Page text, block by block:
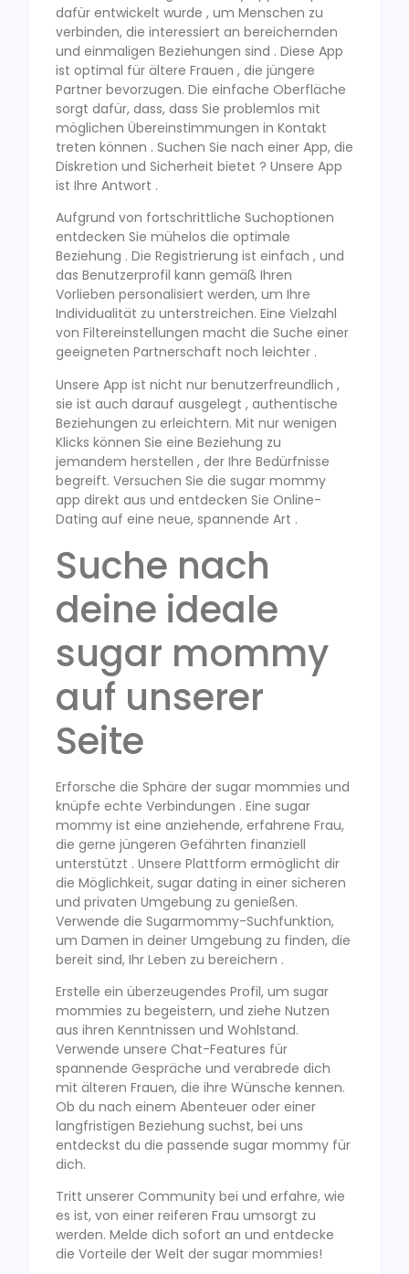
dafür entwickelt wurde , um Menschen zu
verbinden, die interessiert an bereichernden
und einmaligen Beziehungen sind . Diese App
ist optimal für ältere Frauen , die jüngere
Partner bevorzugen. Die einfache Oberfläche
sorgt dafür, dass, dass Sie problemlos mit
möglichen Übereinstimmungen in Kontakt
treten können . Suchen Sie nach einer App, die
Diskretion und Sicherheit bietet ? Unsere App
ist Ihre Antwort .
Aufgrund von fortschrittliche Suchoptionen
entdecken Sie mühelos die optimale
Beziehung . Die Registrierung ist einfach , und
das Benutzerprofil kann gemäß Ihren
Vorlieben personalisiert werden, um Ihre
Individualität zu unterstreichen. Eine Vielzahl
von Filtereinstellungen macht die Suche einer
geeigneten Partnerschaft noch leichter .
Unsere App ist nicht nur benutzerfreundlich ,
sie ist auch darauf ausgelegt , authentische
Beziehungen zu erleichtern. Mit nur wenigen
Klicks können Sie eine Beziehung zu
jemandem herstellen , der Ihre Bedürfnisse
begreift. Versuchen Sie die sugar mommy
app direkt aus und entdecken Sie Online-
Dating auf eine neue, spannende Art .
Suche nach
deine ideale
sugar mommy
auf unserer
Seite
Erforsche die Sphäre der sugar mommies und
knüpfe echte Verbindungen . Eine sugar
mommy ist eine anziehende, erfahrene Frau,
die gerne jüngeren Gefährten finanziell
unterstützt . Unsere Plattform ermöglicht dir
die Möglichkeit, sugar dating in einer sicheren
und privaten Umgebung zu genießen.
Verwende die Sugarmommy-Suchfunktion,
um Damen in deiner Umgebung zu finden, die
bereit sind, Ihr Leben zu bereichern .
Erstelle ein überzeugendes Profil, um sugar
mommies zu begeistern, und ziehe Nutzen
aus ihren Kenntnissen und Wohlstand.
Verwende unsere Chat-Features für
spannende Gespräche und verabrede dich
mit älteren Frauen, die ihre Wünsche kennen.
Ob du nach einem Abenteuer oder einer
langfristigen Beziehung suchst, bei uns
entdeckst du die passende sugar mommy für
dich.
Tritt unserer Community bei und erfahre, wie
es ist, von einer reiferen Frau umsorgt zu
werden. Melde dich sofort an und entdecke
die Vorteile der Welt der sugar mommies!